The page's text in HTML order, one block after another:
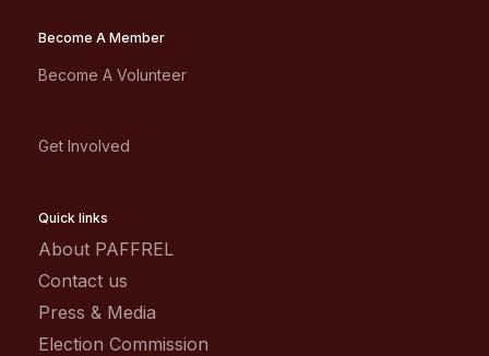
Become A Member
Become A Volunteer
Get Involved
Quick links
About PAFFREL
Contact us
Press & Media
Election Commission